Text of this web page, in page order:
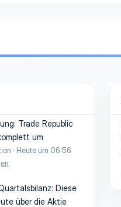
Trade Republic
um
Heute um 06:56
Diese
über die Aktie